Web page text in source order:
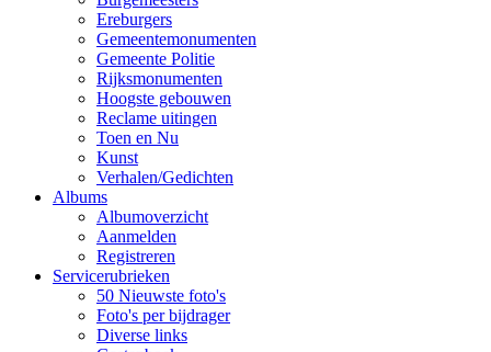
Ereburgers
Gemeentemonumenten
Gemeente Politie
Rijksmonumenten
Hoogste gebouwen
Reclame uitingen
Toen en Nu
Kunst
Verhalen/Gedichten
Albums
Albumoverzicht
Aanmelden
Registreren
Servicerubrieken
50 Nieuwste foto's
Foto's per bijdrager
Diverse links